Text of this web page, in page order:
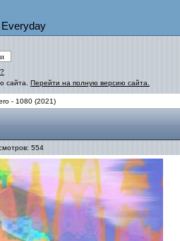
сайта. Перейти на полную версию сайта.
- 1080 (2021)
554